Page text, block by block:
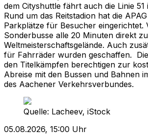
dem Cityshuttle fährt auch die Linie 51
Rund um das Reitstadion hat die
Parkplätze für Besucher eingerichtet.
Sonderbusse alle 20 Minuten direkt
Weltmeisterschaftsgelände. Auch
für Fahrräder wurden geschaffen.
den Titelkämpfen berechtigen zur
Abreise mit den Bussen und Bahnen
des Aachener Verkehrsverbundes.
Quelle: Lacheev, iStock
05.08.2026, 15:00 Uhr